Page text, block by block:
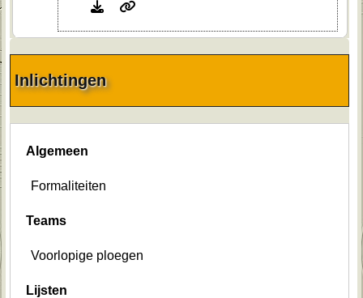
Inlichtingen
Algemeen
Formaliteiten
Teams
Voorlopige ploegen
Lijsten